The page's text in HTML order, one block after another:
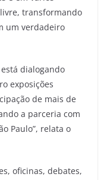
transformando
um verdadeiro
dialogando
exposições
de mais de
a parceria com
Paulo”, relata o
oficinas, debates,